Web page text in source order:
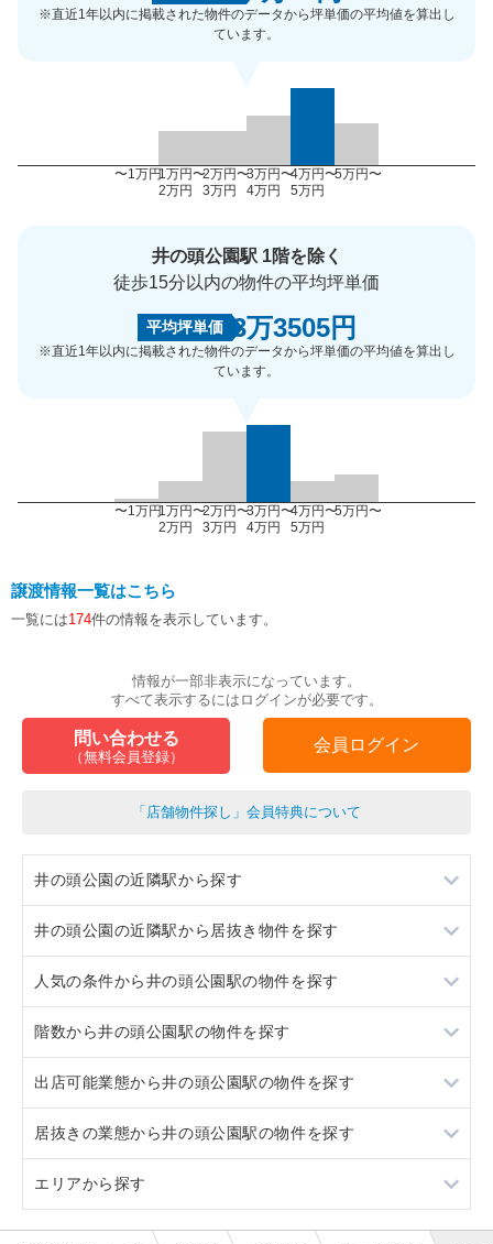
※直近1年以内に掲載された物件のデータから坪単価の平均値を算出し
ています。
〜1万円1万円〜
2万円
2万円〜
3万円
3万円〜
4万円
4万円〜
5万円
5万円〜
井の頭公園駅 1階を除く
徒歩15分以内の物件の平均坪単価
平均坪単価 3万3505円
※直近1年以内に掲載された物件のデータから坪単価の平均値を算出し
ています。
〜1万円1万円〜
2万円
2万円〜
3万円
3万円〜
4万円
4万円〜
5万円
5万円〜
譲渡情報一覧はこちら
一覧には174件の情報を表示しています。
情報が一部非表示になっています。
すべて表示するにはログインが必要です。
問い合わせる
（無料会員登録）
会員ログイン
「店舗物件探し」会員特典について
井の頭公園の近隣駅から探す
吉祥寺
井の頭公園の近隣駅から居抜き物件を探す
吉祥寺
人気の条件から井の頭公園駅の物件を探す
居抜き
スケルトン
看板取り付け可
10坪以下
20坪以下
階数から井の頭公園駅の物件を探す
1階
2階
出店可能業態から井の頭公園駅の物件を探す
重飲食
軽飲食
美容室・理容室
居抜きの業態から井の頭公園駅の物件を探す
中華
エリアから探す
東京23区